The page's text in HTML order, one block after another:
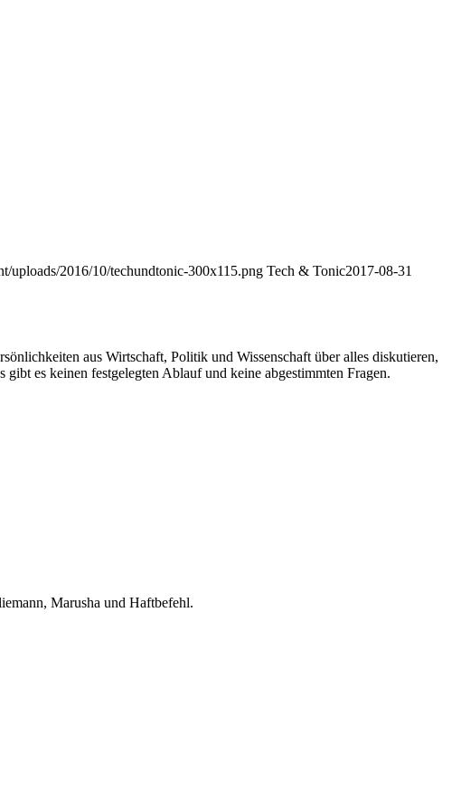
uploads/2016/10/techundtonic-300x115.png Tech & Tonic2017-08-31
aus Wirtschaft, Politik und Wissenschaft über alles diskutieren,
es keinen festgelegten Ablauf und keine abgestimmten Fragen.
Marusha und Haftbefehl.